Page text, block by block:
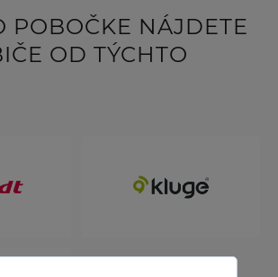
POBOČKE NÁJDETE
OD TÝCHTO